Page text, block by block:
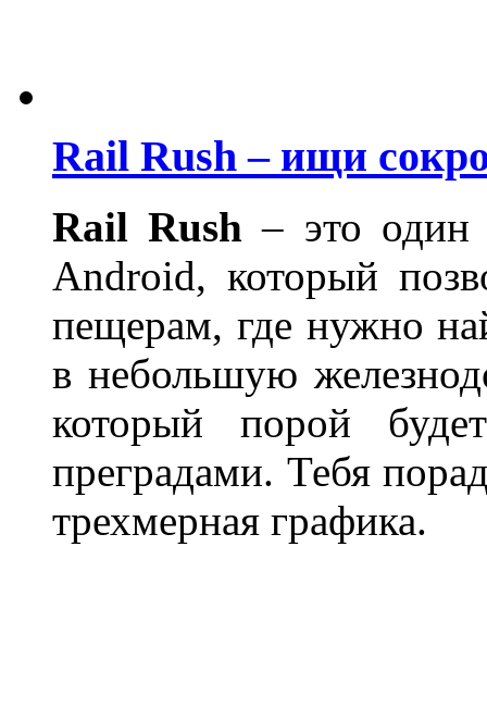
Rail Rush – ищи
Rail Rush – это
Android, который
пещерам, где нужно
в небольшую
который порой
преградами. Тебя
трехмерная графика.